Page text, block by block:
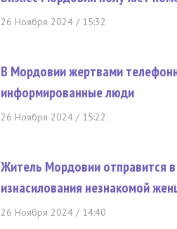
26 Ноября 2024 / 15:32
В Мордовии жертвами
информированные люди
26 Ноября 2024 / 15:22
Житель Мордовии отправится
изнасилования незнакомой
26 Ноября 2024 / 14:40